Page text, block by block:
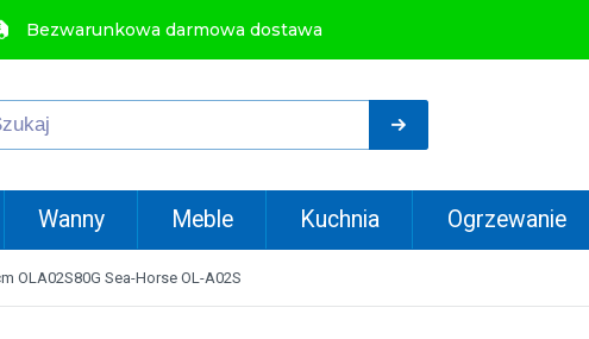
Bezwarunkowa darmowa dostawa
Wanny Meble Kuchnia Ogrzewanie
OLA02S80G Sea-Horse OL-A02S